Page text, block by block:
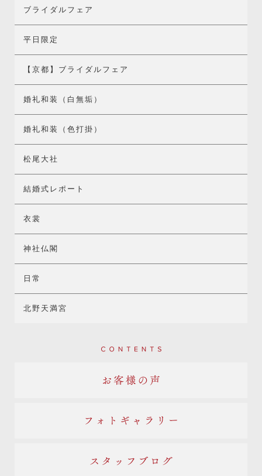
ブライダルフェア
平日限定
【京都】ブライダルフェア
婚礼和装（白無垢）
婚礼和装（色打掛）
松尾大社
結婚式レポート
衣裳
神社仏閣
日常
北野天満宮
Contents
お客様の声
フォトギャラリー
スタッフブログ